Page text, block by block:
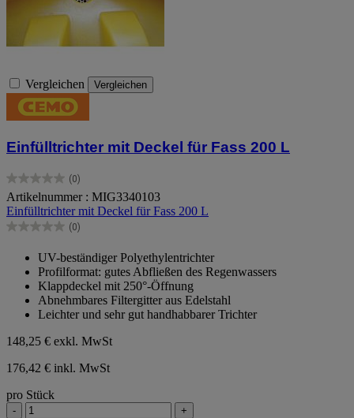
Vergleichen Vergleichen
Einfülltrichter mit Deckel für Fass 200 L
(0)
0.0
von
5
Sternen.
Artikelnummer : MIG3340103
Einfülltrichter mit Deckel für Fass 200 L
(0)
0.0
Sternen.
UV-beständiger Polyethylentrichter
Profilformat: gutes Abfließen des Regenwassers
Klappdeckel mit 250°-Öffnung
Abnehmbares Filtergitter aus Edelstahl
Leichter und sehr gut handhabbarer Trichter
148,25 € exkl. MwSt
176,42 € inkl. MwSt
pro Stück
- +